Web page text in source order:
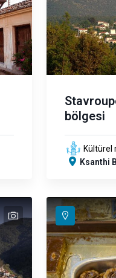
bölgesi
Kültürel
Ksanthi
text